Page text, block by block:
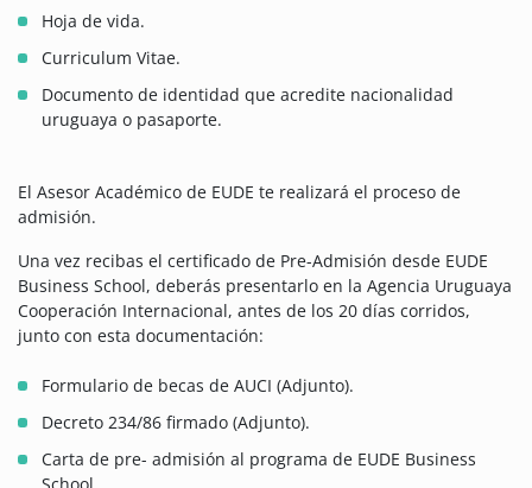
Hoja de vida.
Curriculum Vitae.
Documento de identidad que acredite nacionalidad
uruguaya o pasaporte.
El Asesor Académico de EUDE te realizará el proceso de
admisión.
Una vez recibas el certificado de Pre-Admisión desde EUDE
Business School, deberás presentarlo en la Agencia Uruguaya
Cooperación Internacional, antes de los 20 días corridos,
junto con esta documentación:
Formulario de becas de AUCI (Adjunto).
Decreto 234/86 firmado (Adjunto).
Carta de pre- admisión al programa de EUDE Business